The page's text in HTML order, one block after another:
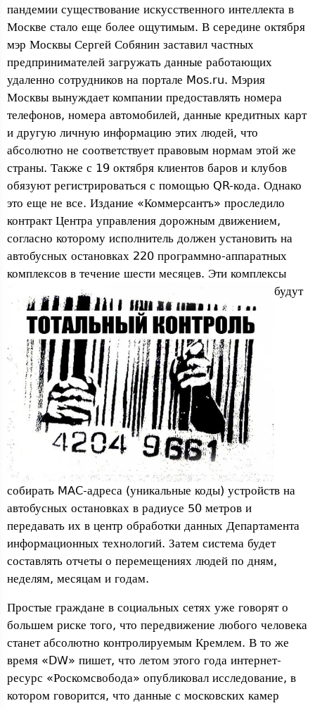
пандемии существование искусственного интеллекта в
Москве стало еще более ощутимым. В середине октября
мэр Москвы Сергей Собянин заставил частных
предпринимателей загружать данные работающих
удаленно сотрудников на портале Mos.ru. Мэрия
Москвы вынуждает компании предоставлять номера
телефонов, номера автомобилей, данные кредитных карт
и другую личную информацию этих людей, что
абсолютно не соответствует правовым нормам этой же
страны. Также с 19 октября клиентов баров и клубов
обязуют регистрироваться с помощью QR-кода. Однако
это еще не все. Издание «Коммерсантъ» проследило
контракт Центра управления дорожным движением,
согласно которому исполнитель должен установить на
автобусных остановках 220 программно-аппаратных
комплексов в течение шести месяцев. Эти комплексы
будут
собирать MAC-адреса (уникальные коды) устройств на
автобусных остановках в радиусе 50 метров и
передавать их в центр обработки данных Департамента
информационных технологий. Затем система будет
составлять отчеты о перемещениях людей по дням,
неделям, месяцам и годам.
Простые граждане в социальных сетях уже говорят о
большем риске того, что передвижение любого человека
станет абсолютно контролируемым Кремлем. В то же
время «DW» пишет, что летом этого года интернет-
ресурс «Роскомсвобода» опубликовал исследование, в
котором говорится, что данные с московских камер